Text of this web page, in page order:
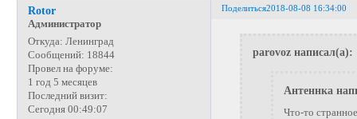
Поделиться2018-08-08 16:34:00
Rotor
Администратор
Откуда: Ленинград
Сообщений: 18844
Провел на форуме:
1 год 5 месяцев
Последний визит:
Сегодня 00:49:07
parovoz написал(а):
Антеннка
Что-то